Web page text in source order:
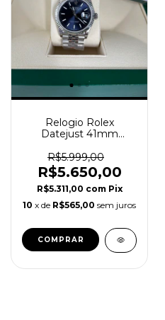
Relogio Rolex
Datejust 41mm
Azul Super Clone
R$5.999,00
R$5.650,00
R$5.311,00 com Pix
10 x de R$565,00 sem juros